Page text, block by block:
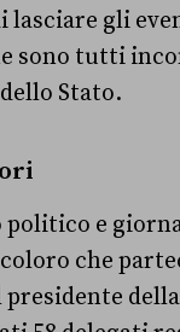
lasciare gli
sono tutti
Stato.
politico e
che
presidente